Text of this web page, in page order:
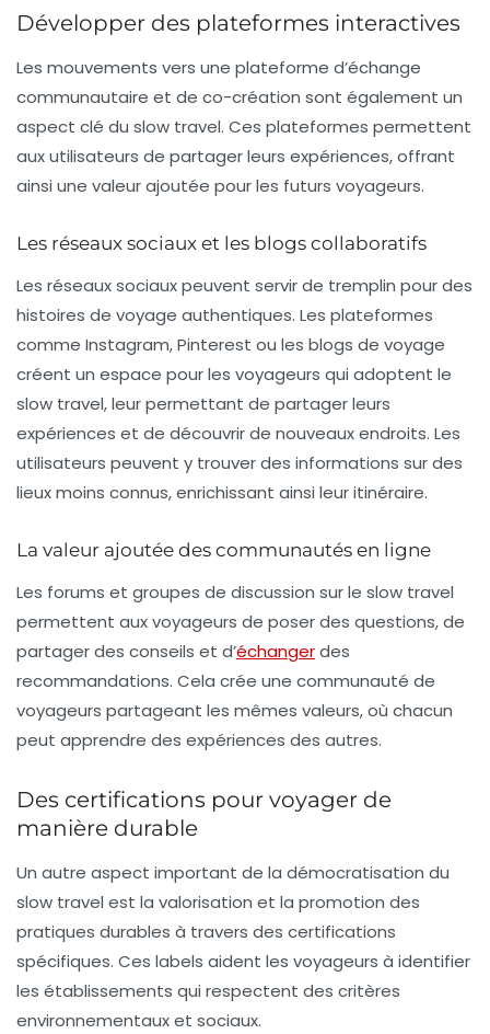
Développer des plateformes interactives
Les mouvements vers une plateforme d’échange
communautaire et de co-création sont également un
aspect clé du slow travel. Ces plateformes permettent
aux utilisateurs de partager leurs expériences, offrant
ainsi une valeur ajoutée pour les futurs voyageurs.
Les réseaux sociaux et les blogs collaboratifs
Les réseaux sociaux peuvent servir de tremplin pour des
histoires de voyage authentiques. Les plateformes
comme Instagram, Pinterest ou les blogs de voyage
créent un espace pour les voyageurs qui adoptent le
slow travel, leur permettant de partager leurs
expériences et de découvrir de nouveaux endroits. Les
utilisateurs peuvent y trouver des informations sur des
lieux moins connus, enrichissant ainsi leur itinéraire.
La valeur ajoutée des communautés en ligne
Les forums et groupes de discussion sur le slow travel
permettent aux voyageurs de poser des questions, de
partager des conseils et d’échangerdes
recommandations. Cela crée une communauté de
voyageurs partageant les mêmes valeurs, où chacun
peut apprendre des expériences des autres.
Des certifications pour voyager de
manière durable
Un autre aspect important de la démocratisation du
slow travel est la valorisation et la promotion des
pratiques durables à travers des certifications
spécifiques. Ces labels aident les voyageurs à identifier
les établissements qui respectent des critères
environnementaux et sociaux.